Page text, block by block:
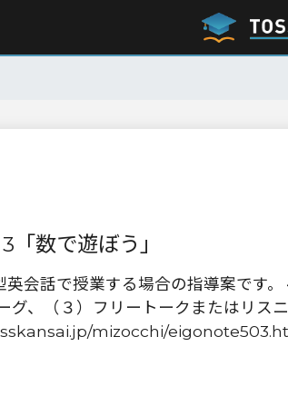
数で遊ぼう」
会話で授業する場合の指導案です
グ、（３）フリートークまたはリス
mizocchi/